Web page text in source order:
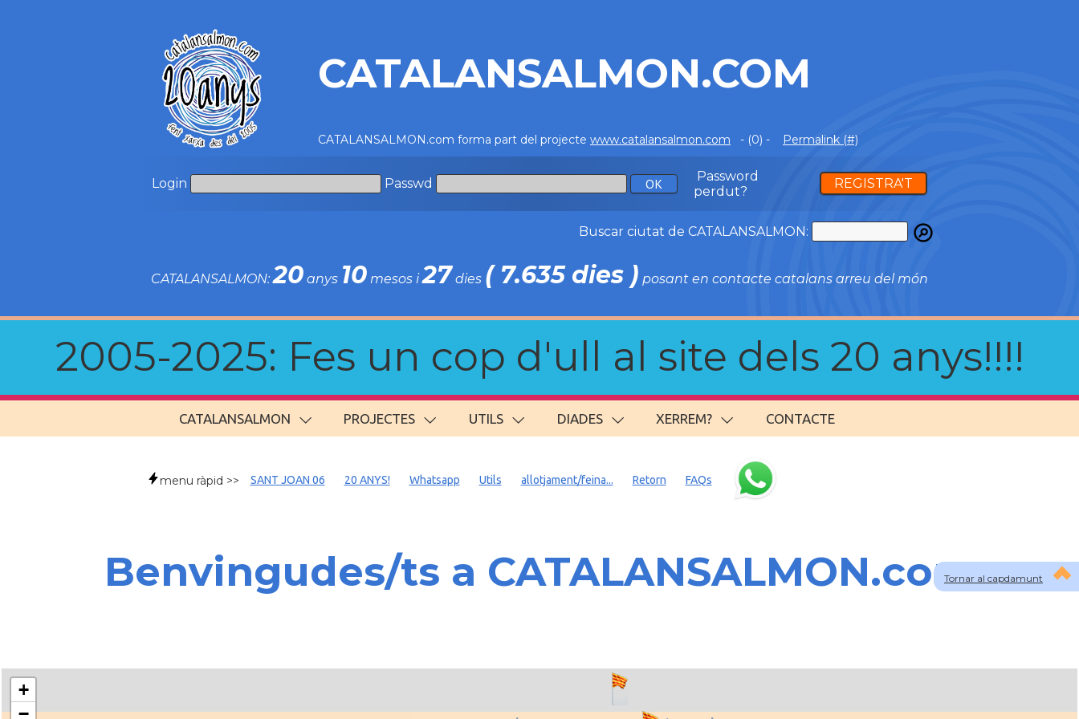
CATALANSALMON.COM
CATALANSALMON.com forma part del projecte www.catalansalmon.com - (0) - Permalink (#)
Login Passwd
Password
perdut?
REGISTRA'T
Buscar ciutat de CATALANSALMON:
CATALANSALMON:20 anys 10 mesos i27 dies ( 7.635 dies ) posant en contacte catalans arreu del món
2005-2025: Fes un cop d'ull al site dels 20 anys!!!!
CATALANSALMON PROJECTES UTILS DIADES XERREM? CONTACTE
Tornar al capdamunt
menu ràpid >> SANT JOAN 06 20 ANYS! Whatsapp Utils allotjament/feina... Retorn FAQs
Benvingudes/ts a CATALANSALMON.com
+
−